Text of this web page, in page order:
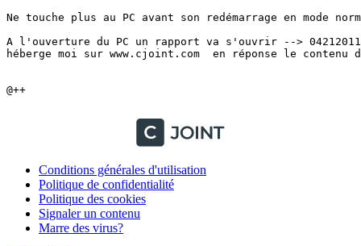
Ne touche plus au PC avant son redémarrage en mode
A l'ouverture du PC un rapport va s'ouvrir -->
héberge moi sur www.cjoint.com  en réponse le contenu
@++
Conditions générales d'utilisation
Politique de confidentialité
Politique des cookies
Signaler un contenu
Marre des virus?